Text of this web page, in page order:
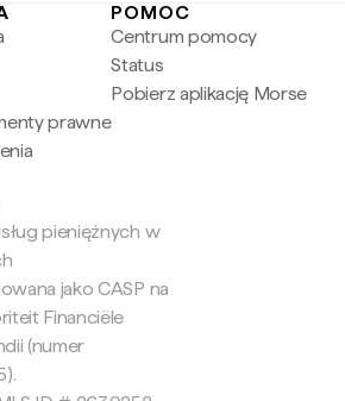
prawne
POMOC
Centrum pomocy
Status
Pobierz aplikację Morse
pieniężnych w
jako CASP na
Financiële
(numer